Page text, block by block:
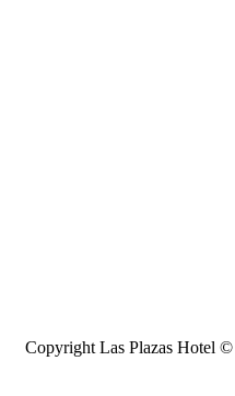
Copyright Las Plazas Hotel ©